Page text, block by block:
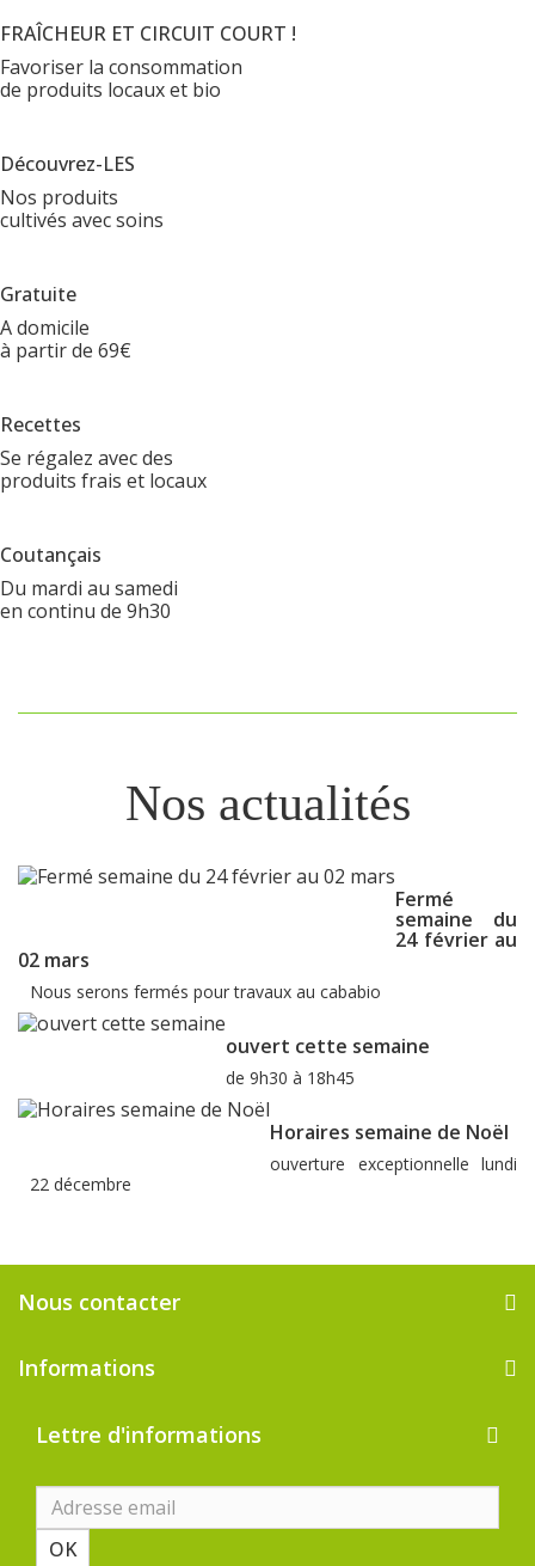
FRAÎCHEUR ET CIRCUIT COURT !
Favoriser la consommation
de produits locaux et bio
Découvrez-LES
Nos produits
cultivés avec soins
Gratuite
A domicile
à partir de 69€
Recettes
Se régalez avec des
produits frais et locaux
Coutançais
Du mardi au samedi
en continu de 9h30
Nos actualités
Fermé
semaine du
24 février au
02 mars
Nous serons fermés pour travaux au cababio
ouvert cette semaine
de 9h30 à 18h45
Horaires semaine de Noël
ouverture exceptionnelle lundi
22 décembre
Nous contacter
Informations
Lettre d'informations
OK